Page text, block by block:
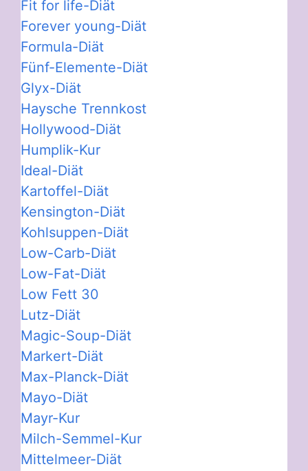
Fit for life-Diät
Forever young-Diät
Formula-Diät
Fünf-Elemente-Diät
Glyx-Diät
Haysche Trennkost
Hollywood-Diät
Humplik-Kur
Ideal-Diät
Kartoffel-Diät
Kensington-Diät
Kohlsuppen-Diät
Low-Carb-Diät
Low-Fat-Diät
Low Fett 30
Lutz-Diät
Magic-Soup-Diät
Markert-Diät
Max-Planck-Diät
Mayo-Diät
Mayr-Kur
Milch-Semmel-Kur
Mittelmeer-Diät